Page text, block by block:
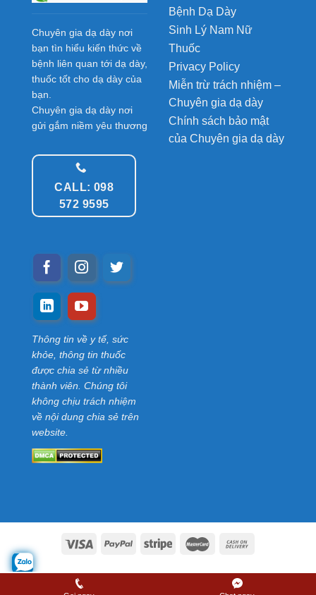
Chuyên gia dạ dày nơi
bạn tìn hiểu kiến thức về
bệnh liên quan tới dạ dày,
thuốc tốt cho dạ dày của
bạn.
Chuyên gia dạ dày nơi
gửi gắm niềm yêu thương
CALL: 098
572 9595
Bệnh Dạ Dày
Sinh Lý Nam Nữ
Thuốc
Privacy Policy
Miễn trừ trách nhiệm –
Chuyên gia dạ dày
Chính sách bảo mật
của Chuyên gia dạ dày
Thông tin về y tế, sức
khỏe, thông tin thuốc
được chia sẻ từ nhiều
thành viên. Chúng tôi
không chịu trách nhiệm
về nội dung chia sẻ trên
website.